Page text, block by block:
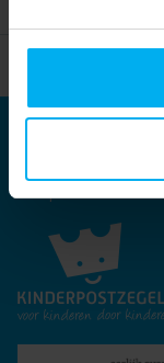
Kernpartners: